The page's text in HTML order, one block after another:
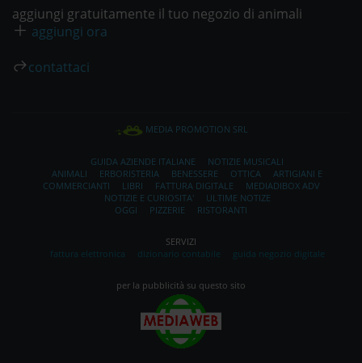
aggiungi gratuitamente il tuo negozio di animali
aggiungi ora
contattaci
MEDIA PROMOTION SRL
GUIDA AZIENDE ITALIANE
NOTIZIE MUSICALI
ANIMALI
ERBORISTERIA BENESSERE OTTICA
ARTIGIANI E
COMMERCIANTI
LIBRI FATTURA DIGITALE
MEDIADIBOX ADV
NOTIZIE E CURIOSITA'
ULTIME NOTIZE
OGGI
PIZZERIE RISTORANTI
SERVIZI
fattura elettronica
dizionario contabile guida negozio digitale
per la pubblicità su questo sito